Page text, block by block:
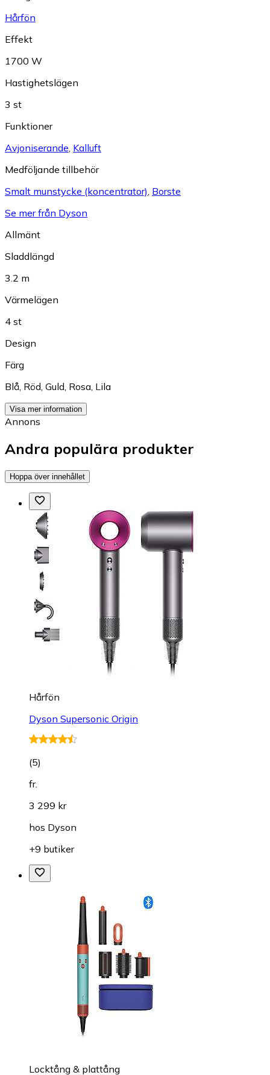
Hårfön
Effekt
1700 W
Hastighetslägen
3 st
Funktioner
Avjoniserande, Kalluft
Medföljande tillbehör
Smalt munstycke (koncentrator), Borste
Se mer från Dyson
Allmänt
Sladdlängd
3.2 m
Värmelägen
4 st
Design
Färg
Blå, Röd, Guld, Rosa, Lila
Visa mer information
Annons
Andra populära produkter
Hoppa över innehållet
Hårfön
Dyson Supersonic Origin
(5)
fr.
3 299 kr
hos Dyson
+9 butiker
Locktång & plattång